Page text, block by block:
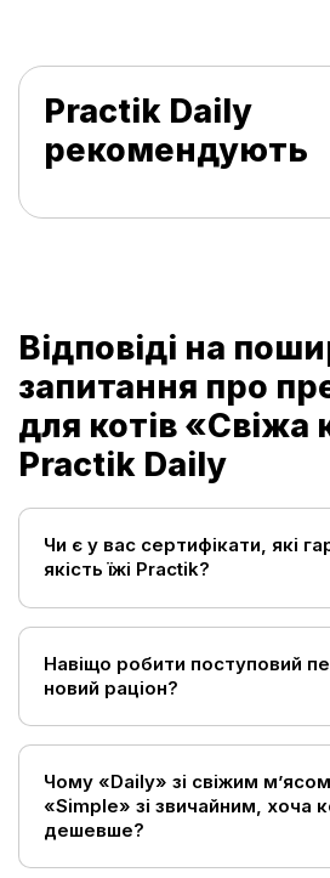
Practik Daily
рекомендують
Відповіді на
запитання про
для котів «Свіжа
Practik Daily
Чи є у вас сертифікати, які
якість їжі Practik?
Навіщо робити поступовий
новий раціон?
Чому «Daily» зі свіжим
«Simple» зі звичайним, хоча
дешевше?